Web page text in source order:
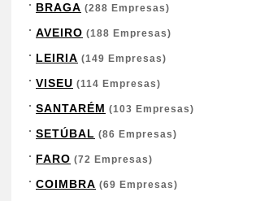
BRAGA (288 Empresas)
AVEIRO (188 Empresas)
LEIRIA (149 Empresas)
VISEU (114 Empresas)
SANTARÉM (103 Empresas)
SETÚBAL (86 Empresas)
FARO (72 Empresas)
COIMBRA (69 Empresas)